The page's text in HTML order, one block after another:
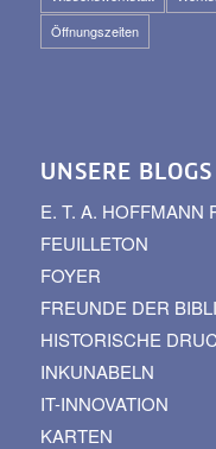
Öffnungszeiten
UNSERE BLOGS
E. T. A. HOFFMANN
FEUILLETON
FOYER
FREUNDE DER
HISTORISCHE
INKUNABELN
IT-INNOVATION
KARTEN